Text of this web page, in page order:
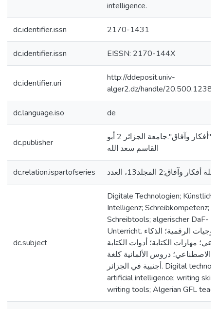
intelligence.
dc.identifier.issn 2170-1431
dc.identifier.issn EISSN: 2170-144X
dc.identifier.uri
http://ddeposit.univ-
alger2.dz/handle/
dc.language.iso de
dc.publisher
مجلة "أفكار وآفاق".جامعة الجزائر 2 أبو
القاسم سعد الله
dc.relation.ispartofseries أفكار وآفاق;2 المجلد13، العدد
dc.subject
Digitale Technologien; Künstliche
Intelligenz; Schreibkompetenz;
Schreibtools; algerischer DaF-
Unterricht. التكنولوجيات الرقمية؛ الذكاء
مهارات الكتابة؛ أدوات الكتابة
الاصطناعي؛ دروس الألمانية كلغة
أجنبية في الجزائر. Digital technologies;
artificial intelligence; writing
writing tools; Algerian GFL